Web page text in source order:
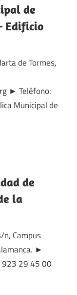
de
Edificio
de Tormes,
► Teléfono:
Municipal de
de
la
n, Campus
►
923 29 45 00